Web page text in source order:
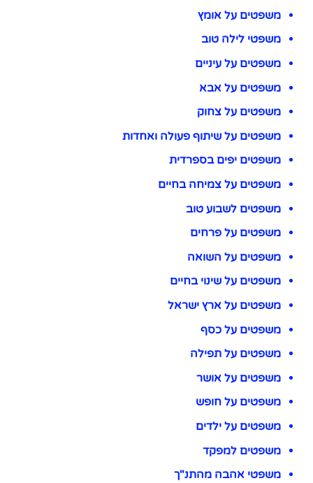
משפטים על אומץ
משפטי לילה טוב
משפטים על עיניים
משפטים על אבא
משפטים על צחוק
משפטים על שיתוף פעולה ואחדות
משפטים יפים בספרדית
משפטים על צמיחה בחיים
משפטים לשבוע טוב
משפטים על פרחים
משפטים על השואה
משפטים על שינוי בחיים
משפטים על ארץ ישראל
משפטים על כסף
משפטים על תפילה
משפטים על אושר
משפטים על חופש
משפטים על ילדים
משפטים למפקד
משפטי אהבה מהתנ"ך